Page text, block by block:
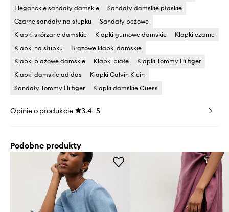
Eleganckie sandały damskie
Sandały damskie płaskie
Czarne sandały na słupku
Sandały beżowe
Klapki skórzane damskie
Klapki gumowe damskie
Klapki czarne
Klapki na słupku
Brązowe klapki damskie
Klapki plażowe damskie
Klapki białe
Klapki Tommy Hilfiger
Klapki damskie adidas
Klapki Calvin Klein
Sandały Tommy Hilfiger
Klapki damskie Guess
Opinie o produkcie 3.4 5
Podobne produkty